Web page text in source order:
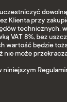
Klienta przy
technicznych,
VAT 8%, bez
wartość będzie
nie może